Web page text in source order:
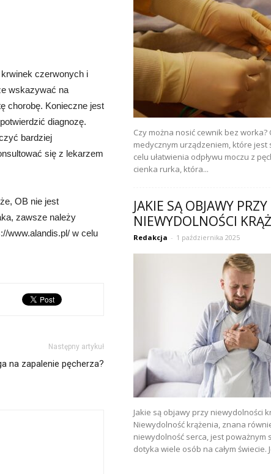
czerwonych i
wskazywać na
chorobę. Konieczne jest
diagnozę.
bardziej
się z lekarzem
OB nie jest
zawsze należy
www.alandis.pl/ w celu
Następny artykuł
na zapalenie pęcherza?
Czy można nosić cewnik bez worka?
medycznym urządzeniem, które jest
celu ułatwienia odpływu moczu z
cienka rurka, która...
JAKIE SĄ OBJAWY PRZY
NIEWYDOLNOŚCI
Redakcja - 1 października 2025
Jakie są objawy przy niewydolności
Niewydolność krążenia, znana
niewydolność serca, jest poważnym
dotyka wiele osób na całym świecie.